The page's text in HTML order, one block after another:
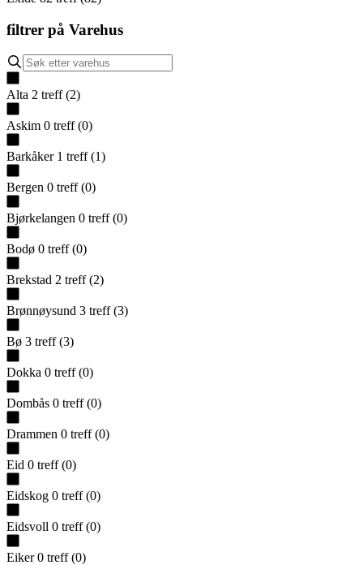
filtrer på Varehus
Alta 2 treff (2)
Askim 0 treff (0)
Barkåker 1 treff (1)
Bergen 0 treff (0)
Bjørkelangen 0 treff (0)
Bodø 0 treff (0)
Brekstad 2 treff (2)
Brønnøysund 3 treff (3)
Bø 3 treff (3)
Dokka 0 treff (0)
Dombås 0 treff (0)
Drammen 0 treff (0)
Eid 0 treff (0)
Eidskog 0 treff (0)
Eidsvoll 0 treff (0)
Eiker 0 treff (0)